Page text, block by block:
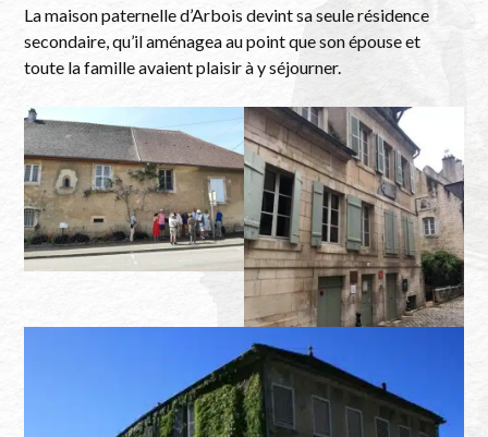
La maison paternelle d’Arbois devint sa seule résidence
secondaire, qu’il aménagea au point que son épouse et
toute la famille avaient plaisir à y séjourner.
Maison Natale Dole